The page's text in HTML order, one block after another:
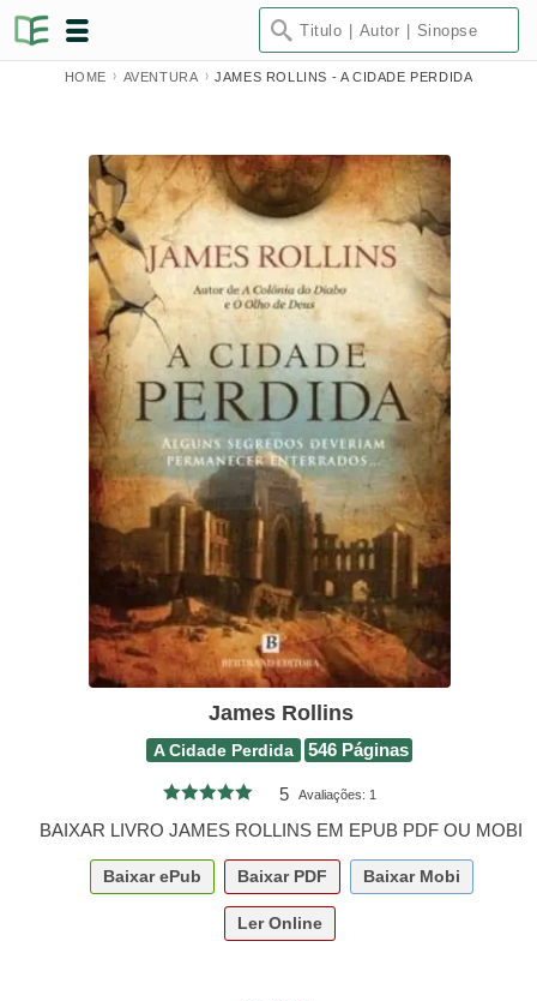
HOME AVENTURA JAMES ROLLINS - A CIDADE PERDIDA
James Rollins
A Cidade Perdida 546 Páginas
5 Avaliações: 1
BAIXAR LIVRO JAMES ROLLINS EM EPUB PDF OU MOBI
Baixar ePub Baixar PDF Baixar Mobi
Ler Online